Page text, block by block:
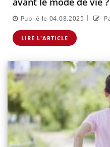
Publié le 04.08.2025 |
LIRE L'ARTICLE